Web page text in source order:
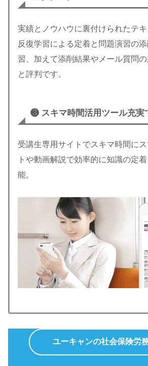
実績とノウハウに裏付けられたテ
反復学習による定着と問題演習の
習、加えて添削結果やメール質問
と評判です。
❸ スキマ時間活用ツール充実
受講生専用サイトでスキマ時間に
トや動画解説で効率的に知識の定
能。
ユーキャンの社会保険労